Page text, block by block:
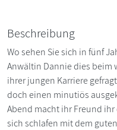
Beschreibung
Wo sehen Sie sich in fünf
Anwältin Dannie dies beim
ihrer jungen Karriere
doch einen minutiös
Abend macht ihr Freund
sich schlafen mit dem